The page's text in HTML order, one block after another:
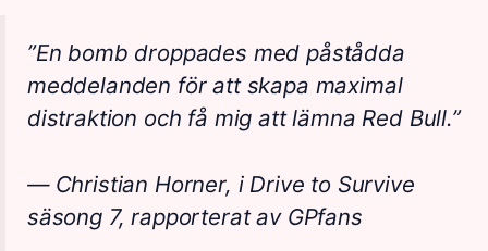
”En bomb droppades med påstådda
meddelanden för att skapa maximal
distraktion och få mig att lämna Red Bull.”
— Christian Horner, i Drive to Survive
säsong 7, rapporterat av GPfans